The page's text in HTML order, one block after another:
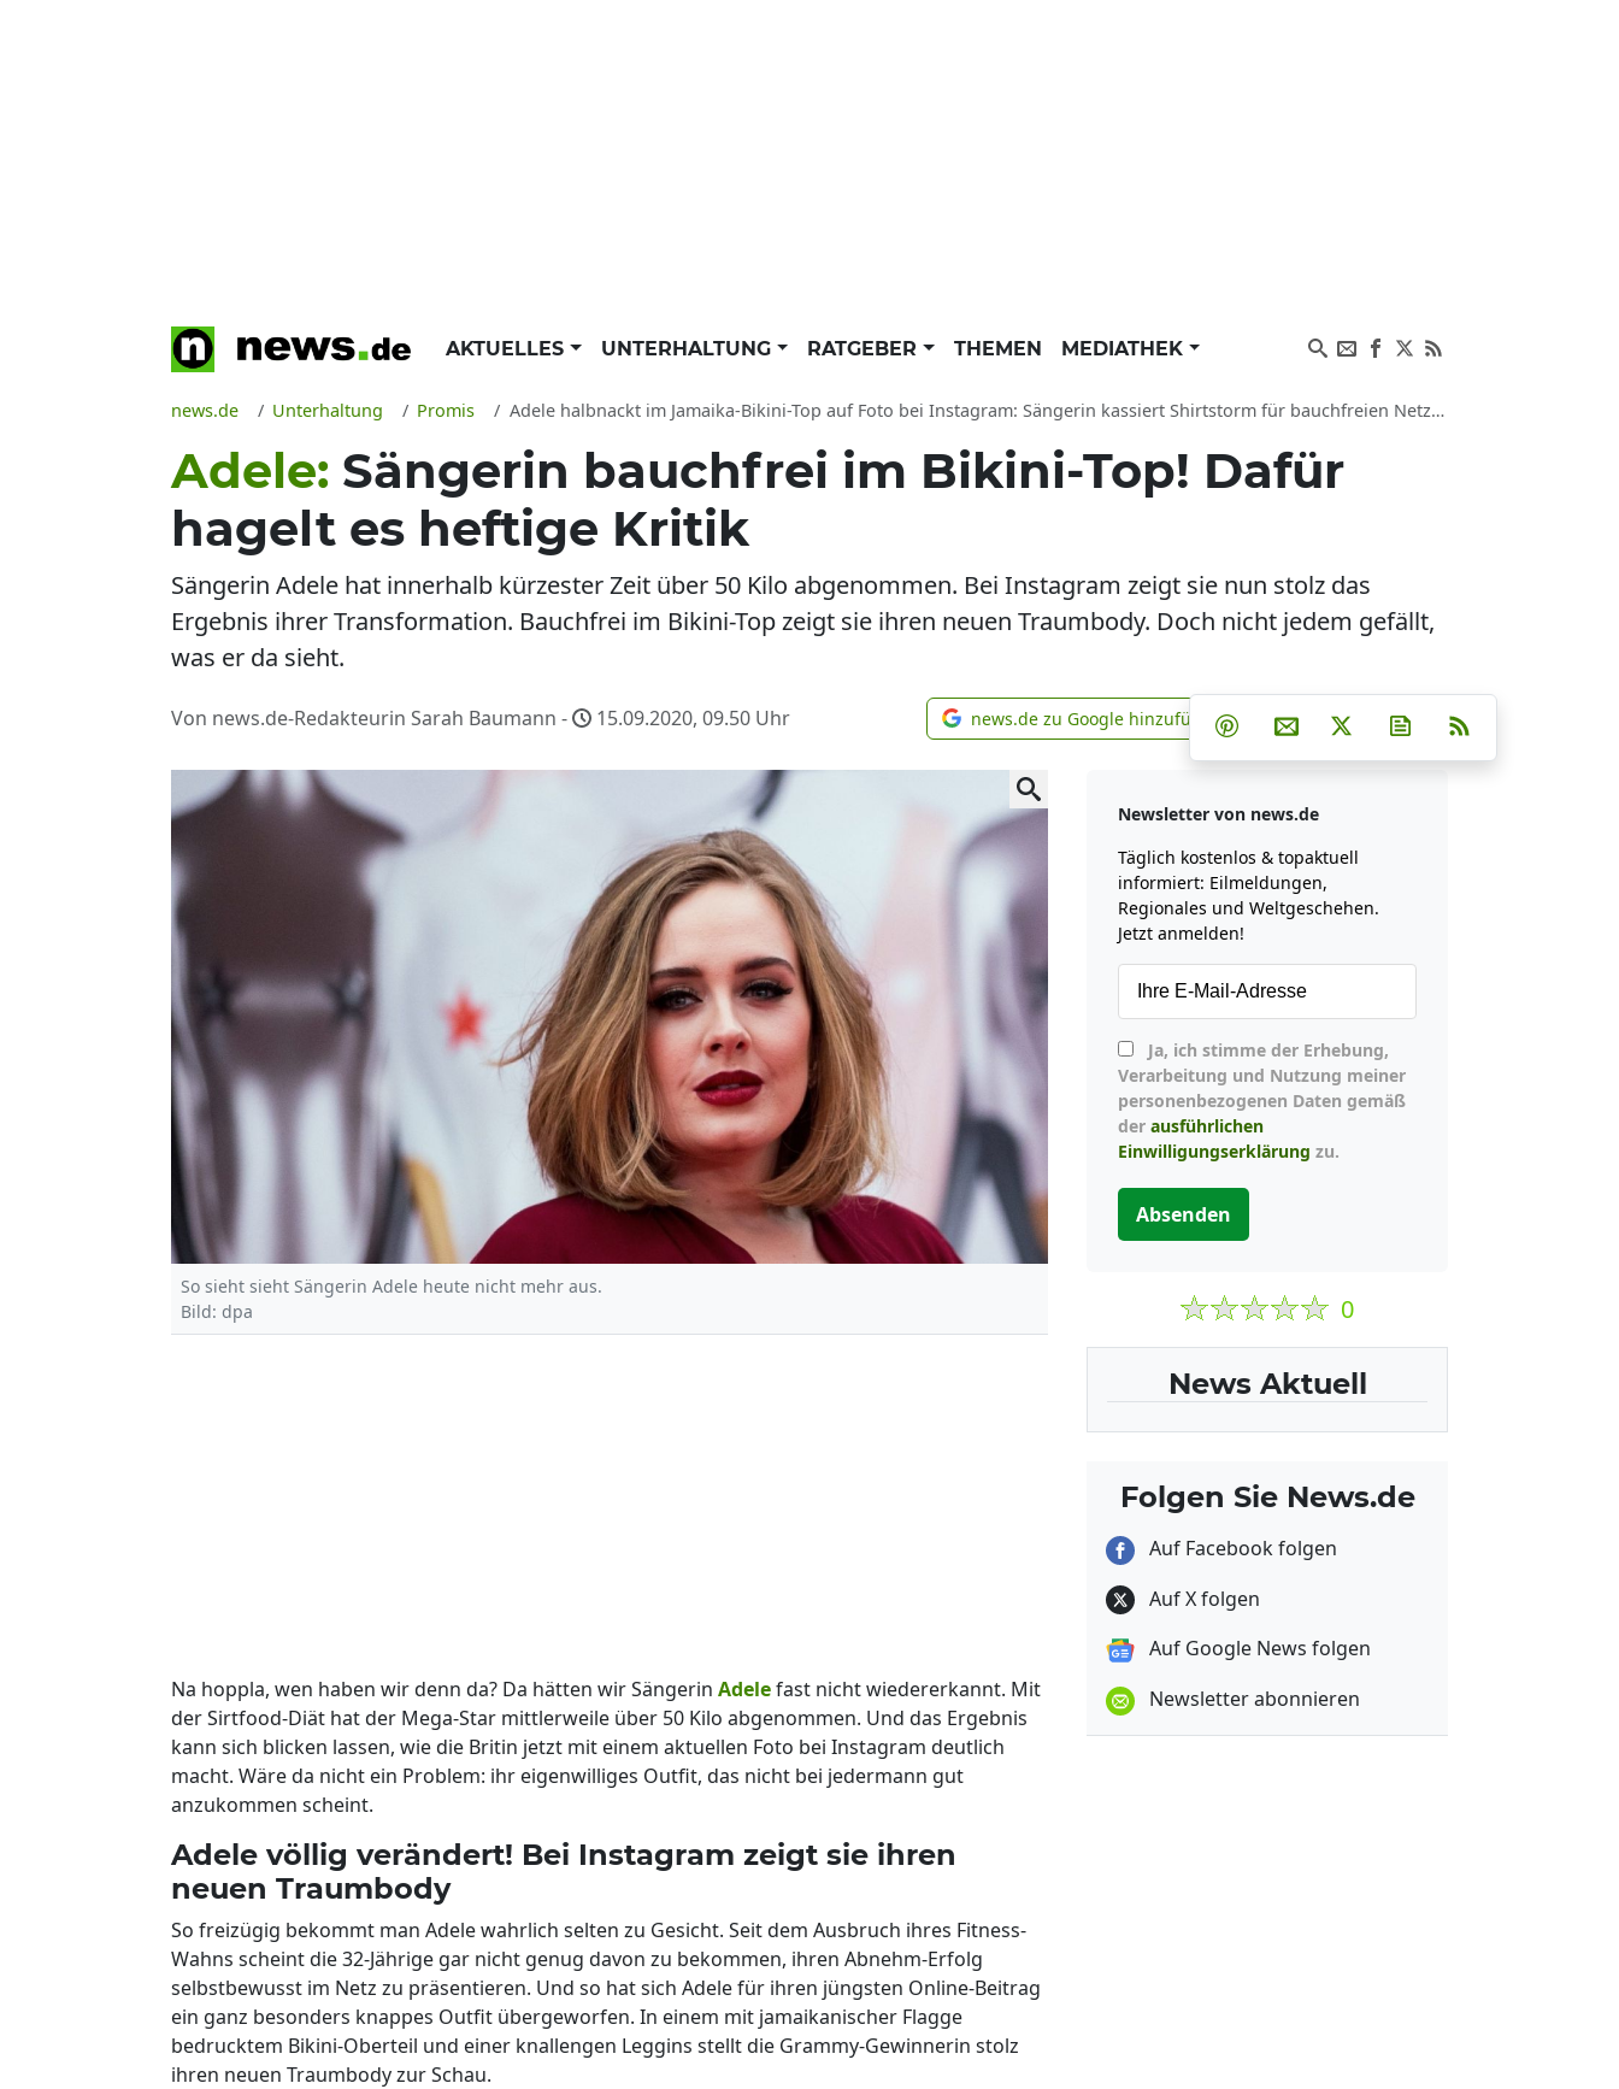
AKTUELLES UNTERHALTUNG RATGEBER THEMEN MEDIATHEK
news.de Unterhaltung Promis Adele halbnackt im Jamaika-Bikini-Top auf Foto bei Instagram: Sängerin kassiert Shirtstorm für bauchfreien Netz-Auftritt
Adele: Sängerin bauchfrei im Bikini-Top! Dafür
hagelt es heftige Kritik
Sängerin Adele hat innerhalb kürzester Zeit über 50 Kilo abgenommen. Bei Instagram zeigt sie nun stolz das
Ergebnis ihrer Transformation. Bauchfrei im Bikini-Top zeigt sie ihren neuen Traumbody. Doch nicht jedem gefällt,
was er da sieht.
Von news.de-Redakteurin Sarah Baumann - 15.09.2020, 09.50 Uhr news.de zu Google hinzufügen
news.de zu Google hinzufügen Teilen auf Facebook
Teilen auf Whatsapp
Teilen auf Telegram
Teilen auf Pinterest
Per E-Mail teilen
Post auf XNewsletter
So sieht sieht Sängerin Adele heute nicht mehr aus.
Bild: dpa
Na hoppla, wen haben wir denn da? Da hätten wir Sängerin Adelefast nicht wiedererkannt. Mit
der Sirtfood-Diät hat der Mega-Star mittlerweile über 50 Kilo abgenommen. Und das Ergebnis
kann sich blicken lassen, wie die Britin jetzt mit einem aktuellen Foto bei Instagram deutlich
macht. Wäre da nicht ein Problem: ihr eigenwilliges Outfit, das nicht bei jedermann gut
anzukommen scheint.
Adele völlig verändert! Bei Instagram zeigt sie ihren
neuen Traumbody
So freizügig bekommt man Adele wahrlich selten zu Gesicht. Seit dem Ausbruch ihres Fitness-
Wahns scheint die 32-Jährige gar nicht genug davon zu bekommen, ihren Abnehm-Erfolg
selbstbewusst im Netz zu präsentieren. Und so hat sich Adele für ihren jüngsten Online-Beitrag
ein ganz besonders knappes Outfit übergeworfen. In einem mit jamaikanischer Flagge
bedrucktem Bikini-Oberteil und einer knallengen Leggins stellt die Grammy-Gewinnerin stolz
ihren neuen Traumbody zur Schau.
Newsletter von news.de
Täglich kostenlos & topaktuell
informiert: Eilmeldungen,
Regionales und Weltgeschehen.
Jetzt anmelden!
Verarbeitung und Nutzung meiner
personenbezogenen Daten gemäß
der ausführlichen
Einwilligungserklärung zu.
Absenden
0
News Aktuell
Folgen Sie News.de
Auf Facebook folgen
Auf X folgen
Auf Google News folgen
Newsletter abonnieren